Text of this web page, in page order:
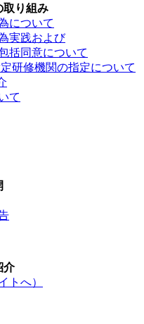
取り組み
について
実践および
括同意について
研修機関の指定について
て
介
トへ）